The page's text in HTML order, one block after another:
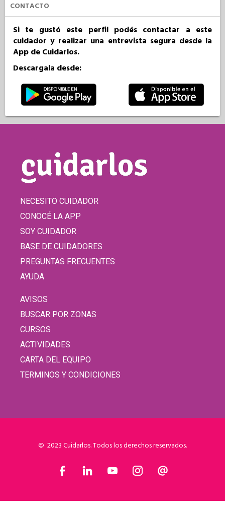
CONTACTO
Si te gustó este perfil podés contactar a este
cuidador y realizar una entrevista segura desde la
App de Cuidarlos.
Descargala desde:
NECESITO CUIDADOR
CONOCÉ LA APP
SOY CUIDADOR
BASE DE CUIDADORES
PREGUNTAS FRECUENTES
AYUDA
AVISOS
BUSCAR POR ZONAS
CURSOS
ACTIVIDADES
CARTA DEL EQUIPO
TERMINOS Y CONDICIONES
© 2023 Cuidarlos. Todos los derechos reservados.